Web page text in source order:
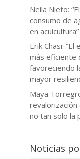
Neila Nieto:
consumo de
en acuicultura”
Erik Chasi:
más eficiente
favoreciendo
mayor
Maya
no tan solo la
Noticias